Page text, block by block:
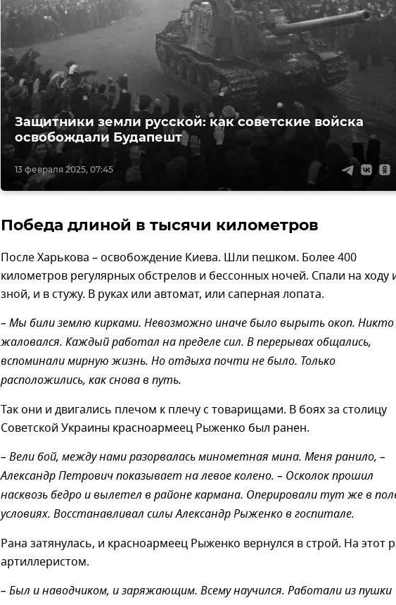
13 февраля 2025, 07:45
Защитники земли русской: как советские войска
освобождали Будапешт
Победа длиной в тысячи километров
После Харькова – освобождение Киева. Шли пешком. Более 400
километров регулярных обстрелов и бессонных ночей. Спали на ходу
зной, и в стужу. В руках или автомат, или саперная лопата.
– Мы били землю кирками. Невозможно иначе было вырыть окоп.
жаловался. Каждый работал на пределе сил. В перерывах общались,
вспоминали мирную жизнь. Но отдыха почти не было. Только
расположились, как снова в путь.
Так они и двигались плечом к плечу с товарищами. В боях за столицу
Советской Украины красноармеец Рыженко был ранен.
– Вели бой, между нами разорвалась минометная мина. Меня ранило, –
Александр Петрович показывает на левое колено. – Осколок прошил
насквозь бедро и вылетел в районе кармана. Оперировали тут же в
условиях. Восстанавливал силы Александр Рыженко в госпитале.
Рана затянулась, и красноармеец Рыженко вернулся в строй. На этот
артиллеристом.
– Был и наводчиком, и заряжающим. Всему научился. Работали из пушки